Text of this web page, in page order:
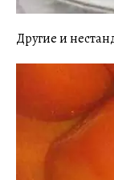
Другие и